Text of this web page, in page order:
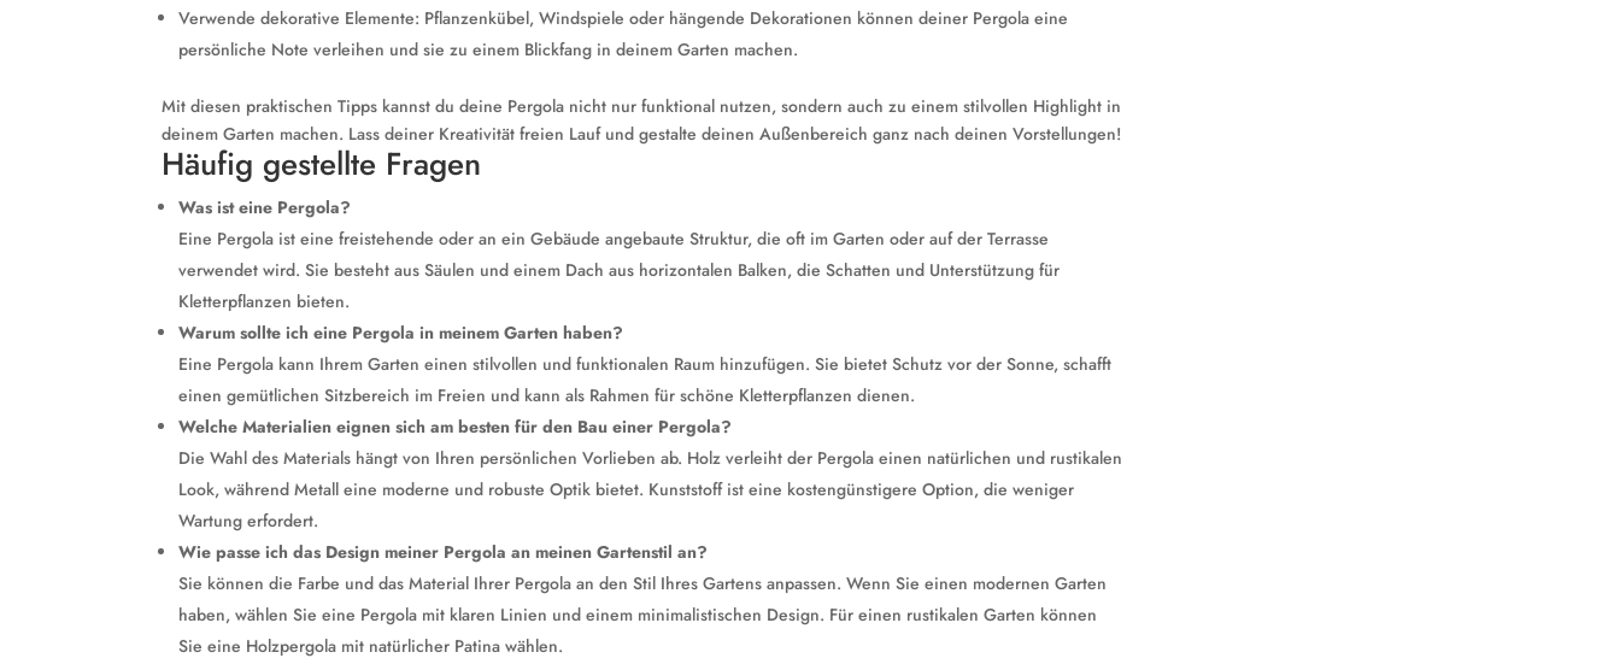
Verwende dekorative Elemente: Pflanzenkübel, Windspiele oder hängende Dekorationen können deiner Pergola eine
persönliche Note verleihen und sie zu einem Blickfang in deinem Garten machen.
Mit diesen praktischen Tipps kannst du deine Pergola nicht nur funktional nutzen, sondern auch zu einem stilvollen Highlight in
deinem Garten machen. Lass deiner Kreativität freien Lauf und gestalte deinen Außenbereich ganz nach deinen Vorstellungen!
Häufig gestellte Fragen
Was ist eine Pergola?
Eine Pergola ist eine freistehende oder an ein Gebäude angebaute Struktur, die oft im Garten oder auf der Terrasse
verwendet wird. Sie besteht aus Säulen und einem Dach aus horizontalen Balken, die Schatten und Unterstützung für
Kletterpflanzen bieten.
Warum sollte ich eine Pergola in meinem Garten haben?
Eine Pergola kann Ihrem Garten einen stilvollen und funktionalen Raum hinzufügen. Sie bietet Schutz vor der Sonne, schafft
einen gemütlichen Sitzbereich im Freien und kann als Rahmen für schöne Kletterpflanzen dienen.
Welche Materialien eignen sich am besten für den Bau einer Pergola?
Die Wahl des Materials hängt von Ihren persönlichen Vorlieben ab. Holz verleiht der Pergola einen natürlichen und rustikalen
Look, während Metall eine moderne und robuste Optik bietet. Kunststoff ist eine kostengünstigere Option, die weniger
Wartung erfordert.
Wie passe ich das Design meiner Pergola an meinen Gartenstil an?
Sie können die Farbe und das Material Ihrer Pergola an den Stil Ihres Gartens anpassen. Wenn Sie einen modernen Garten
haben, wählen Sie eine Pergola mit klaren Linien und einem minimalistischen Design. Für einen rustikalen Garten können
Sie eine Holzpergola mit natürlicher Patina wählen.